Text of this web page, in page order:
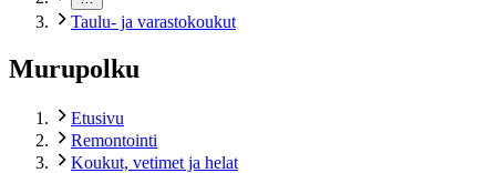
Taulu- ja varastokoukut
Murupolku
Etusivu
Remontointi
Koukut, vetimet ja helat